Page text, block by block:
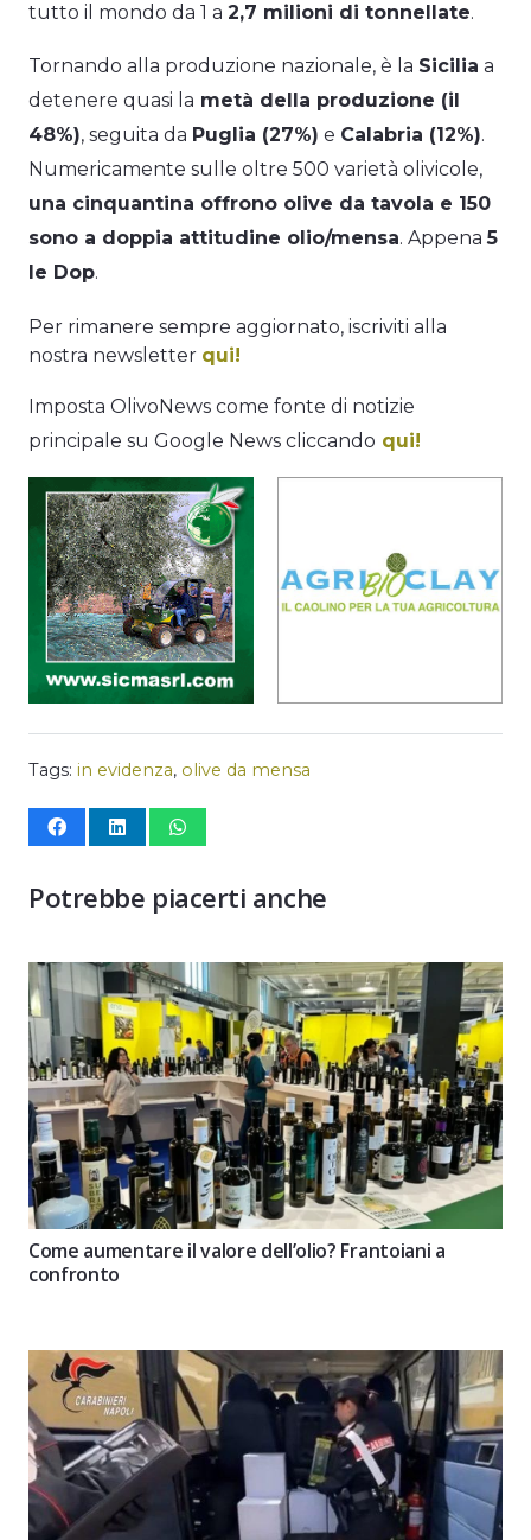
tutto il mondo da 1 a 2,7 milioni di tonnellate.
Tornando alla produzione nazionale, è la Sicilia a
detenere quasi la metà della produzione (il
48%), seguita da Puglia (27%) e Calabria (12%).
Numericamente sulle oltre 500 varietà olivicole,
una cinquantina offrono olive da tavola e 150
sono a doppia attitudine olio/mensa. Appena5
le Dop.
Per rimanere sempre aggiornato, iscriviti alla
nostra newsletter qui!
Imposta OlivoNews come fonte di notizie
principale su Google News cliccando qui!
Tags: in evidenza, olive da mensa
Potrebbe piacerti anche
Come aumentare il valore dell’olio? Frantoiani a
confronto